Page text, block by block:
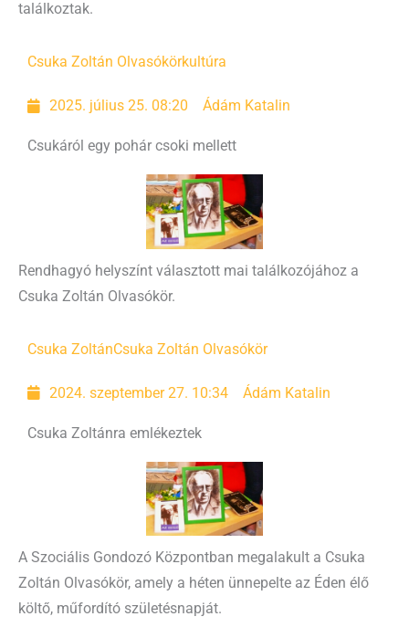
találkoztak.
Csuka Zoltán Olvasókörkultúra
2025. július 25. 08:20 Ádám Katalin
Csukáról egy pohár csoki mellett
Rendhagyó helyszínt választott mai találkozójához a
Csuka Zoltán Olvasókör.
Csuka ZoltánCsuka Zoltán Olvasókör
2024. szeptember 27. 10:34 Ádám Katalin
Csuka Zoltánra emlékeztek
A Szociális Gondozó Központban megalakult a Csuka
Zoltán Olvasókör, amely a héten ünnepelte az Éden élő
költő, műfordító születésnapját.